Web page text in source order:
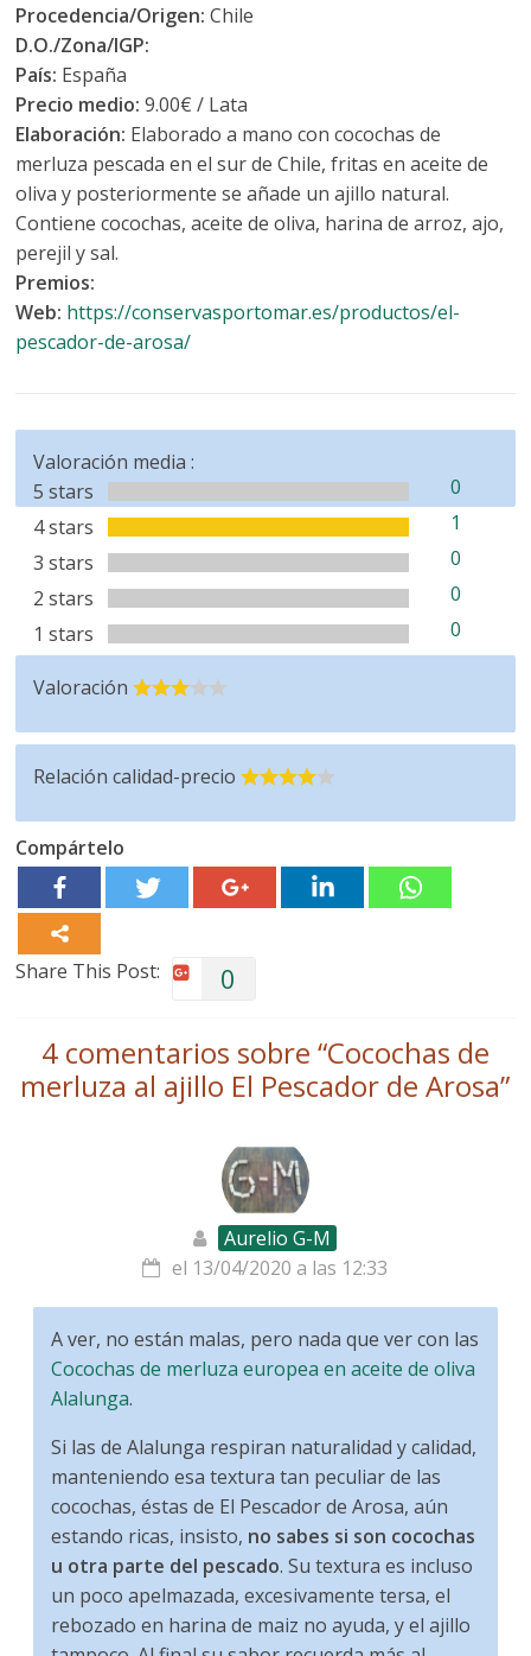
Procedencia/Origen: Chile
D.O./Zona/IGP:
País: España
Precio medio: 9.00€ / Lata
Elaboración: Elaborado a mano con cocochas de
merluza pescada en el sur de Chile, fritas en aceite de
oliva y posteriormente se añade un ajillo natural.
Contiene cocochas, aceite de oliva, harina de arroz, ajo,
perejil y sal.
Premios:
Web: https://conservasportomar.es/productos/el-
pescador-de-arosa/
Valoración media :
5 stars
0
4 stars
1
3 stars
0
2 stars
0
1 stars
0
Valoración
Relación calidad-precio
Compártelo
Share This Post: 0
4 comentarios sobre “Cocochas de
merluza al ajillo El Pescador de Arosa”
Aurelio G-M
el 13/04/2020 a las 12:33
A ver, no están malas, pero nada que ver con las
Cocochas de merluza europea en aceite de oliva
Alalunga.
Si las de Alalunga respiran naturalidad y calidad,
manteniendo esa textura tan peculiar de las
cocochas, éstas de El Pescador de Arosa, aún
estando ricas, insisto, no sabes si son cocochas
u otra parte del pescado. Su textura es incluso
un poco apelmazada, excesivamente tersa, el
rebozado en harina de maiz no ayuda, y el ajillo